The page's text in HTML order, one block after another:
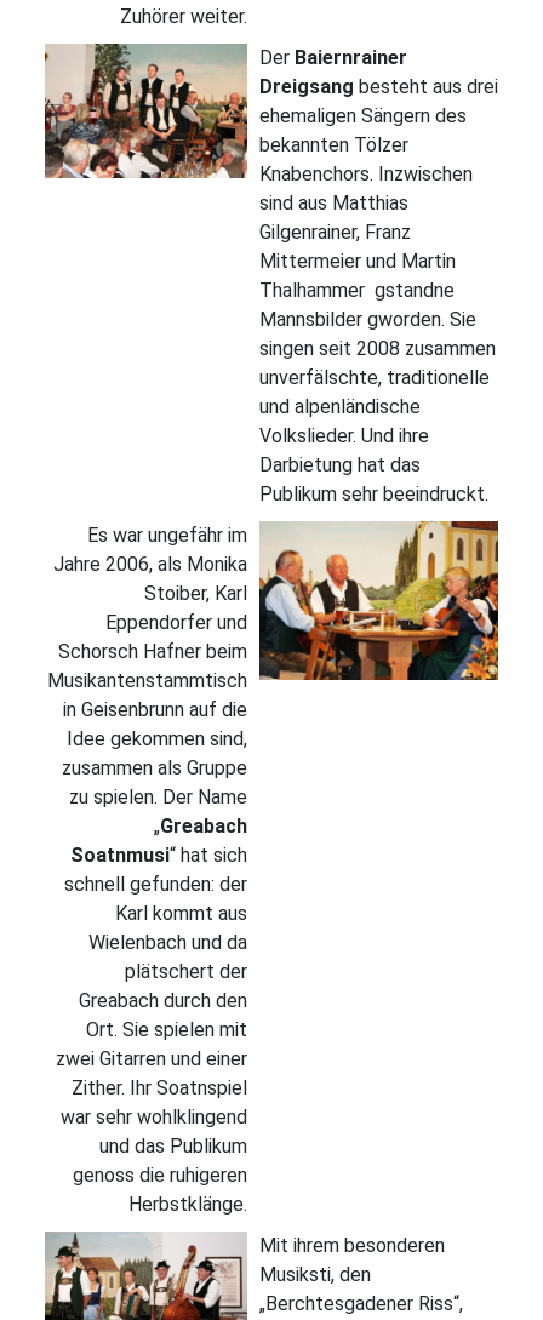
Zuhörer weiter.
Der Baiernrainer
Dreigsang besteht aus drei
ehemaligen Sängern des
bekannten Tölzer
Knabenchors. Inzwischen
sind aus Matthias
Gilgenrainer, Franz
Mittermeier und Martin
Thalhammer gstandne
Mannsbilder gworden. Sie
singen seit 2008 zusammen
unverfälschte, traditionelle
und alpenländische
Volkslieder. Und ihre
Darbietung hat das
Publikum sehr beeindruckt.
Es war ungefähr im
Jahre 2006, als Monika
Stoiber, Karl
Eppendorfer und
Schorsch Hafner beim
Musikantenstammtisch
in Geisenbrunn auf die
Idee gekommen sind,
zusammen als Gruppe
zu spielen. Der Name
„Greabach
Soatnmusi“ hat sich
schnell gefunden: der
Karl kommt aus
Wielenbach und da
plätschert der
Greabach durch den
Ort. Sie spielen mit
zwei Gitarren und einer
Zither. Ihr Soatnspiel
war sehr wohlklingend
und das Publikum
genoss die ruhigeren
Herbstklänge.
Mit ihrem besonderen
Musiksti, den
„Berchtesgadener Riss“,